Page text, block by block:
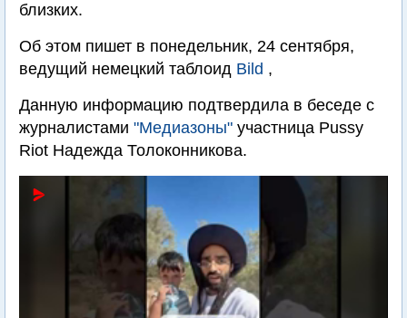
близких.
Об этом пишет в понедельник, 24 сентября,
ведущий немецкий таблоид Bild ,
Данную информацию подтвердила в беседе с
журналистами "Медиазоны" участница Pussy
Riot Надежда Толоконникова.